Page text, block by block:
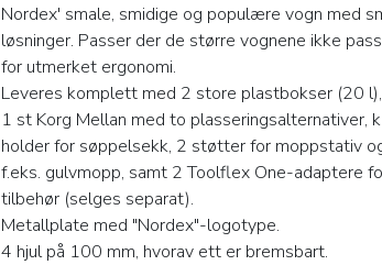
Nordex' smale, smidige og populære vogn med
løsninger. Passer der de større vognene ikke
for utmerket ergonomi.
Leveres komplett med 2 store plastbokser (20
1 st Korg Mellan med to plasseringsalternativer,
holder for søppelsekk, 2 støtter for moppstativ
f.eks. gulvmopp, samt 2 Toolflex One-adaptere
tilbehør (selges separat).
Metallplate med "Nordex"-logotype.
4 hjul på 100 mm, hvorav ett er bremsbart.